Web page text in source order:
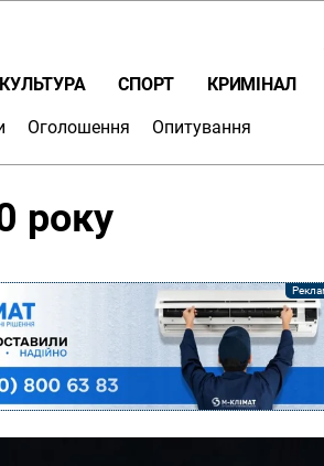
КУЛЬТУРА СПОРТ КРИМІНАЛ
Оголошення Опитування
року